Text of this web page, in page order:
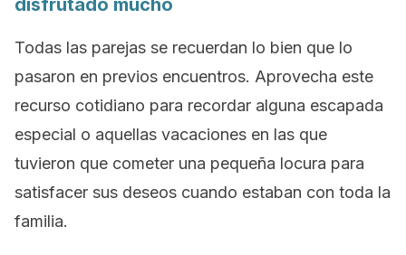
disfrutado mucho
Todas las parejas se recuerdan lo bien que lo
pasaron en previos encuentros. Aprovecha este
recurso cotidiano para recordar alguna escapada
especial o aquellas vacaciones en las que
tuvieron que cometer una pequeña locura para
satisfacer sus deseos cuando estaban con toda la
familia.